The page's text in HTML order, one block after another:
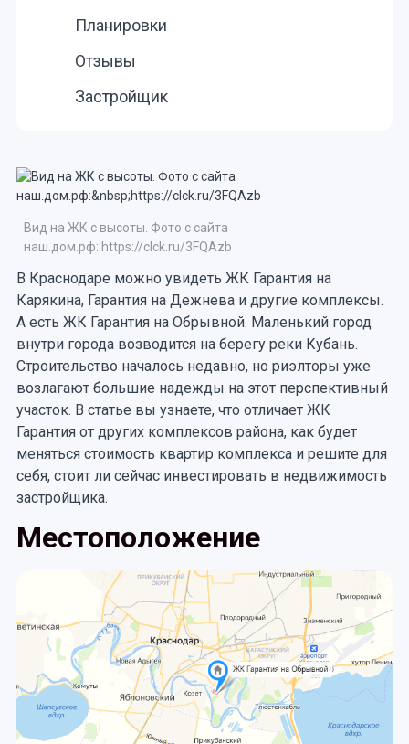
Планировки
Отзывы
Застройщик
Вид на ЖК с высоты. Фото с сайта
наш.дом.рф: https://clck.ru/3FQAzb
В Краснодаре можно увидеть ЖК Гарантия на
Карякина, Гарантия на Дежнева и другие комплексы.
А есть ЖК Гарантия на Обрывной. Маленький город
внутри города возводится на берегу реки Кубань.
Строительство началось недавно, но риэлторы уже
возлагают большие надежды на этот перспективный
участок. В статье вы узнаете, что отличает ЖК
Гарантия от других комплексов района, как будет
меняться стоимость квартир комплекса и решите для
себя, стоит ли сейчас инвестировать в недвижимость
застройщика.
Местоположение